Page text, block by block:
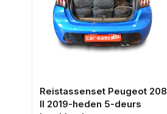
Reistassenset Peugeot 208
II 2019-heden 5-deurs